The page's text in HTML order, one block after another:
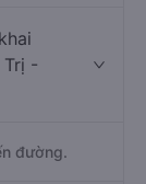
-
đường.